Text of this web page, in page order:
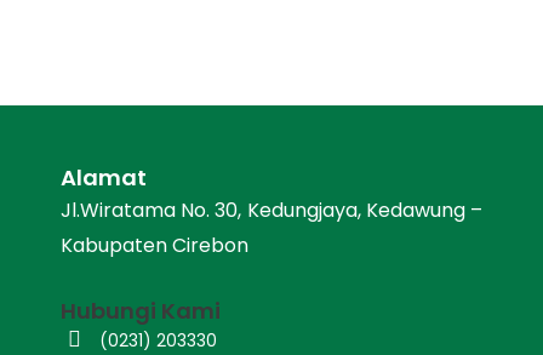
Alamat
Jl.Wiratama No. 30, Kedungjaya, Kedawung –
Kabupaten Cirebon
Hubungi Kami
(0231) 203330